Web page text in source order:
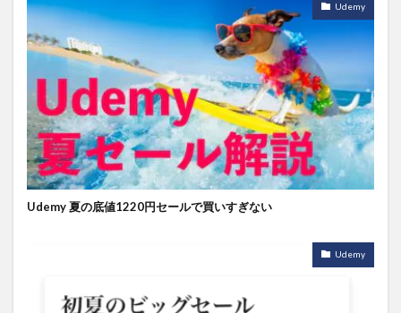
Udemy
Udemy 夏の底値1220円セールで買いすぎない
Udemy